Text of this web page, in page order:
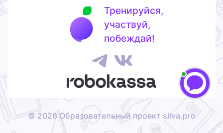
Тренируйся,
участвуй,
побеждай!
©2026Образовательный проект sliva.pro